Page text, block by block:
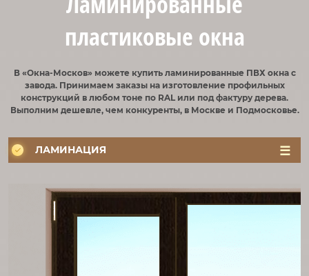
пластиковые окна
В «Окна-Москов» можете купить ламинированные ПВХ окна с
завода. Принимаем заказы на изготовление профильных
конструкций в любом тоне по RAL или под фактуру дерева.
Выполним дешевле, чем конкуренты, в Москве и Подмосковье.
ЛАМИНАЦИЯ
ЦВЕТ
РУЧКИ